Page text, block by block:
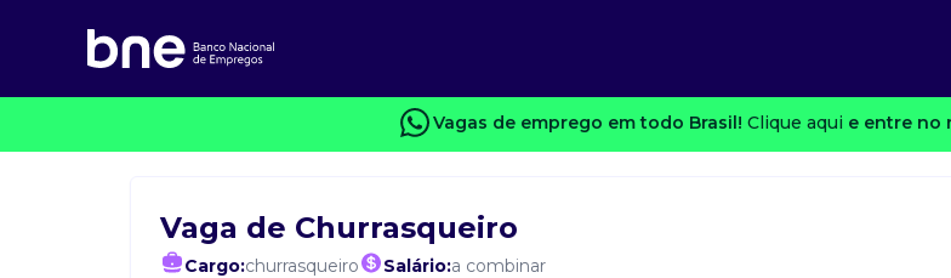
Vagas de emprego em todo Brasil! Clique aqui e entre no
Vaga de Churrasqueiro
Cargo:churrasqueiro Salário:a combinar